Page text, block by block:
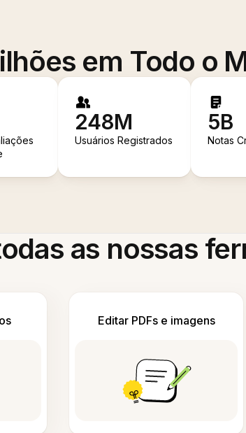
em Todo o
248M
Usuários Registrados
5B
Notas
as nossas
Editar PDFs e imagens